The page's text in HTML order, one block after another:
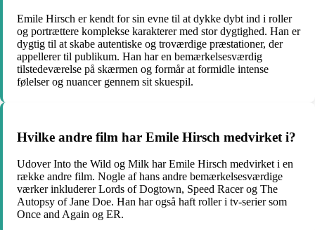
Emile Hirsch er kendt for sin evne til at dykke dybt ind i roller
og portrættere komplekse karakterer med stor dygtighed. Han er
dygtig til at skabe autentiske og troværdige præstationer, der
appellerer til publikum. Han har en bemærkelsesværdig
tilstedeværelse på skærmen og formår at formidle intense
følelser og nuancer gennem sit skuespil.
Hvilke andre film har Emile Hirsch medvirket i?
Udover Into the Wild og Milk har Emile Hirsch medvirket i en
række andre film. Nogle af hans andre bemærkelsesværdige
værker inkluderer Lords of Dogtown, Speed Racer og The
Autopsy of Jane Doe. Han har også haft roller i tv-serier som
Once and Again og ER.